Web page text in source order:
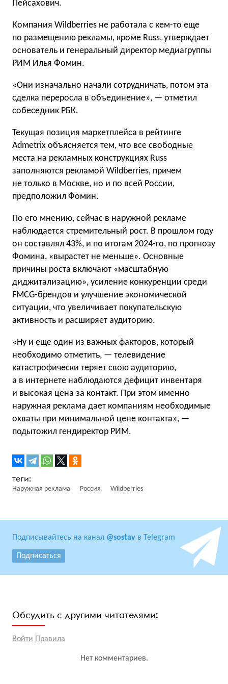
Пейсахович.
Компания Wildberries не работала с кем-то еще
по размещению рекламы, кроме Russ, утверждает
основатель и генеральный директор медиагруппы
РИМ Илья Фомин.
«Они изначально начали сотрудничать, потом эта
сделка переросла в объединение», — отметил
собеседник РБК.
Текущая позиция маркетплейса в рейтинге
Admetrix объясняется тем, что все свободные
места на рекламных конструкциях Russ
заполняются рекламой Wildberries, причем
не только в Москве, но и по всей России,
предположил Фомин.
По его мнению, сейчас в наружной рекламе
наблюдается стремительный рост. В прошлом году
он составлял 43%, и по итогам 2024-го, по прогнозу
Фомина, «вырастет не меньше». Основные
причины роста включают «масштабную
диджитализацию», усиление конкуренции среди
FMCG-брендов и улучшение экономической
ситуации, что увеличивает покупательскую
активность и расширяет аудиторию.
«Ну и еще один из важных факторов, который
необходимо отметить, — телевидение
катастрофически теряет свою аудиторию,
а в интернете наблюдаются дефицит инвентаря
и высокая цена за контакт. При этом именно
наружная реклама дает компаниям необходимые
охваты при минимальной цене контакта», —
подытожил гендиректор РИМ.
Наружная реклама Россия Wildberries
Подписывайтесь на канал @sostav в Telegram
Подписаться
Обсудить с другими читателями:
Войти Правила
Нет комментариев.